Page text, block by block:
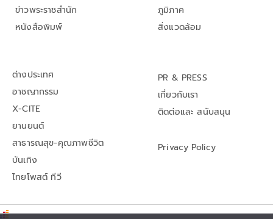
ข่าวพระราชสำนัก
หนังสือพิมพ์
ภูมิภาค
สิ่งแวดล้อม
ต่างประเทศ
อาชญากรรม
X-CITE
ยานยนต์
สาธารณสุข-คุณภาพชีวิต
บันเทิง
ไทยโพสต์ ทีวี
PR & PRESS
เกี่ยวกับเรา
ติดต่อและ สนับสนุน
Privacy Policy